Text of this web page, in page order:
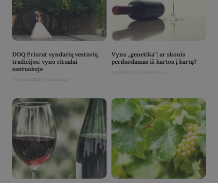
DOQ Priorat vyndarių vestuvių
tradicijos: vyno ritualai
santuokoje
11 gruodžio, 2025
Vyno „genetika”: ar skonis
perduodamas iš kartos į kartą?
8 gruodžio, 2025